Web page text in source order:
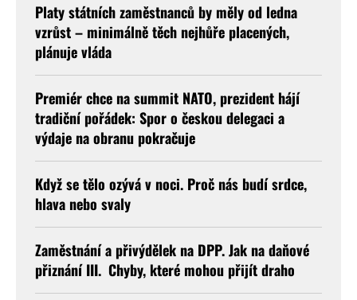
Platy státních zaměstnanců by měly od ledna
vzrůst – minimálně těch nejhůře placených,
plánuje vláda
Premiér chce na summit NATO, prezident hájí
tradiční pořádek: Spor o českou delegaci a
výdaje na obranu pokračuje
Když se tělo ozývá v noci. Proč nás budí srdce,
hlava nebo svaly
Zaměstnání a přivýdělek na DPP. Jak na daňové
přiznání III. Chyby, které mohou přijít draho